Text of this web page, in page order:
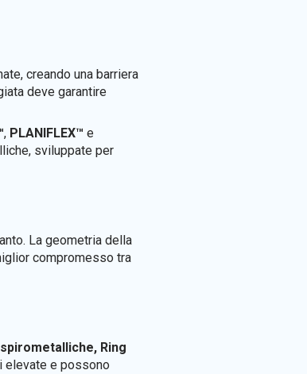
creando una barriera
deve garantire
, PLANIFLEX™ e
sviluppate per
La geometria della
compromesso tra
spirometalliche, Ring
elevate e possono